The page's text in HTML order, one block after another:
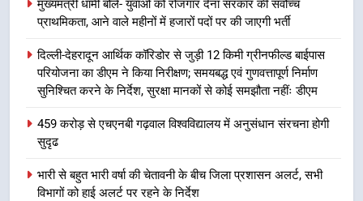
बैरागीवाला हत्याकांड के फरार चल रहे
अभियुक्त को दून पुलिस ने हरिद्वार से किया
गिरफ्तार
उत्तराखण्ड
8
भारी बारिश का अलर्ट! 6 अगस्त को
देहरादून में स्कूल बंद
मुख्यमंत्री धामी बोले- युवाओं को रोजगार देना सरकार की सर्वोच्च
प्राथमिकता, आने वाले महीनों में हजारों पदों पर की जाएगी भर्ती
दिल्ली-देहरादून आर्थिक कॉरिडोर से जुड़ी 12 किमी ग्रीनफील्ड बाईपास
परियोजना का डीएम ने किया निरीक्षण; समयबद्ध एवं गुणवत्तापूर्ण निर्माण
सुनिश्चित करने के निर्देश, सुरक्षा मानकों से कोई समझौता नहींः डीएम
459 करोड़ से एचएनबी गढ़वाल विश्वविद्यालय में अनुसंधान संरचना होगी
सुदृढ
भारी से बहुत भारी वर्षा की चेतावनी के बीच जिला प्रशासन अलर्ट, सभी
विभागों को हाई अलर्ट पर रहने के निर्देश